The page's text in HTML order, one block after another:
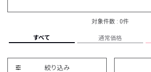
対象件数 : 0件
すべて 通常価格
絞り込み